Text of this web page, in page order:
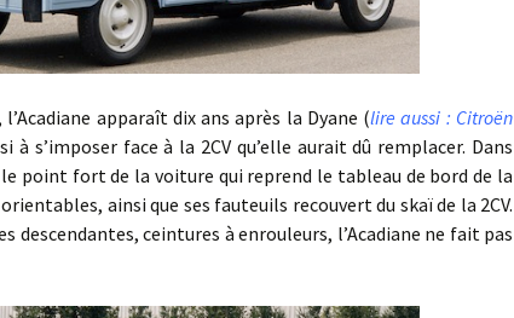
apparaît dix ans après la Dyane (lire aussi : Citroën
à s’imposer face à la 2CV qu’elle aurait dû remplacer. Dans
point fort de la voiture qui reprend le tableau de bord de la
ainsi que ses fauteuils recouvert du skaï de la 2CV.
descendantes, ceintures à enrouleurs, l’Acadiane ne fait pas